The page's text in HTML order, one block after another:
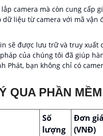
camera mà còn cung cấp
liệu từ camera với mã vận
sẽ được lưu trữ và truy xuất
của chúng tôi đã giúp
Phát, bạn không chỉ có
QUA PHẦN
Số
lượng
Đơn giá
(VNĐ)